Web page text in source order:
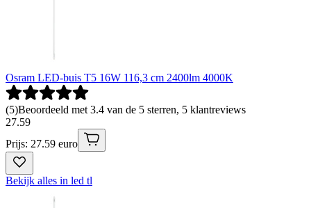
Osram LED-buis T5 16W 116,3 cm 2400lm 4000K
(5)Beoordeeld met 3.4 van de 5 sterren, 5 klantreviews
27.59
Prijs: 27.59 euro
Bekijk alles in led tl